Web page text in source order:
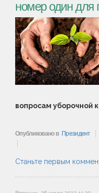
номер один для
вопросам уборочной
Опубликовано в Президент
Станьте первым